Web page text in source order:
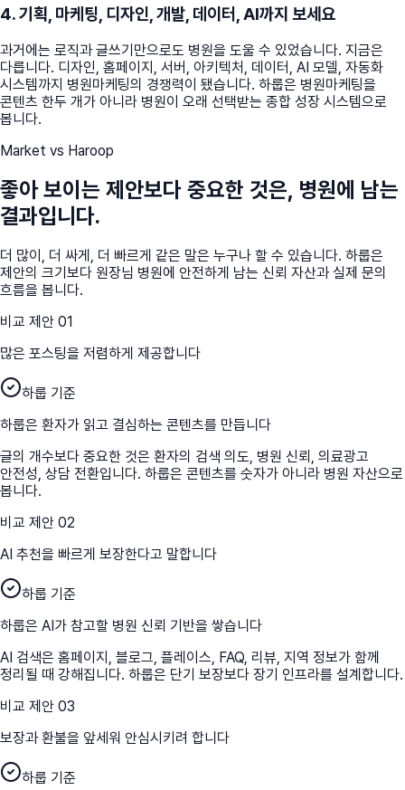
4. 기획, 마케팅, 디자인, 개발, 데이터, AI까지 보세요
과거에는 로직과 글쓰기만으로도 병원을 도울 수 있었습니다. 지금은
다릅니다. 디자인, 홈페이지, 서버, 아키텍처, 데이터, AI 모델, 자동화
시스템까지 병원마케팅의 경쟁력이 됐습니다. 하룹은 병원마케팅을
콘텐츠 한두 개가 아니라 병원이 오래 선택받는 종합 성장 시스템으로
봅니다.
Market vs Haroop
좋아 보이는 제안보다 중요한 것은, 병원에 남는
결과입니다.
더 많이, 더 싸게, 더 빠르게 같은 말은 누구나 할 수 있습니다. 하룹은
제안의 크기보다 원장님 병원에 안전하게 남는 신뢰 자산과 실제 문의
흐름을 봅니다.
비교 제안 01
많은 포스팅을 저렴하게 제공합니다
하룹 기준
하룹은 환자가 읽고 결심하는 콘텐츠를 만듭니다
글의 개수보다 중요한 것은 환자의 검색 의도, 병원 신뢰, 의료광고
안전성, 상담 전환입니다. 하룹은 콘텐츠를 숫자가 아니라 병원 자산으로
봅니다.
비교 제안 02
AI 추천을 빠르게 보장한다고 말합니다
하룹 기준
하룹은 AI가 참고할 병원 신뢰 기반을 쌓습니다
AI 검색은 홈페이지, 블로그, 플레이스, FAQ, 리뷰, 지역 정보가 함께
정리될 때 강해집니다. 하룹은 단기 보장보다 장기 인프라를 설계합니다.
비교 제안 03
보장과 환불을 앞세워 안심시키려 합니다
하룹 기준